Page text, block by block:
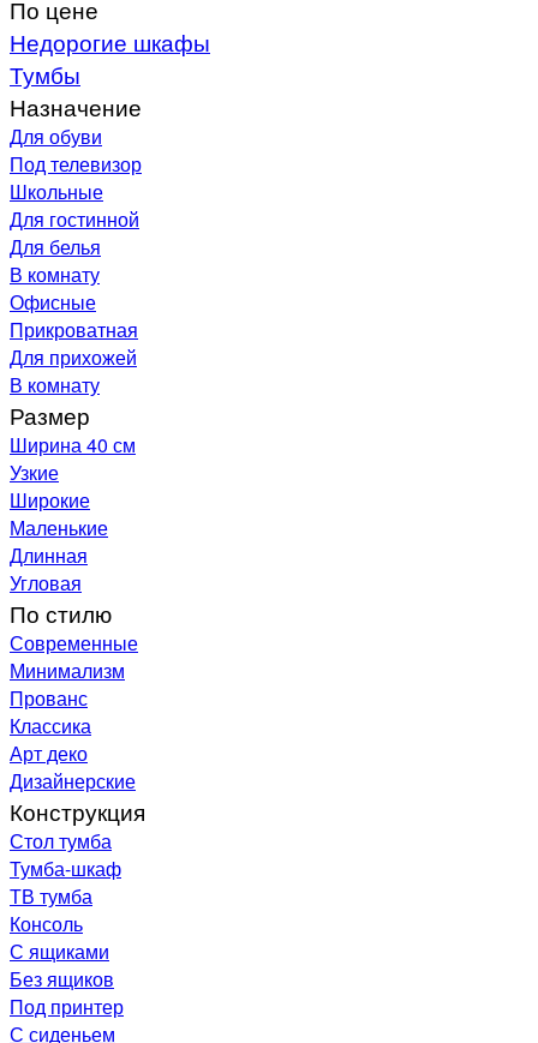
По цене
Недорогие шкафы
Тумбы
Назначение
Для обуви
Под телевизор
Школьные
Для гостинной
Для белья
В комнату
Офисные
Прикроватная
Для прихожей
В комнату
Размер
Ширина 40 см
Узкие
Широкие
Маленькие
Длинная
Угловая
По стилю
Современные
Минимализм
Прованс
Классика
Арт деко
Дизайнерские
Конструкция
Стол тумба
Тумба-шкаф
ТВ тумба
Консоль
С ящиками
Без ящиков
Под принтер
С сиденьем